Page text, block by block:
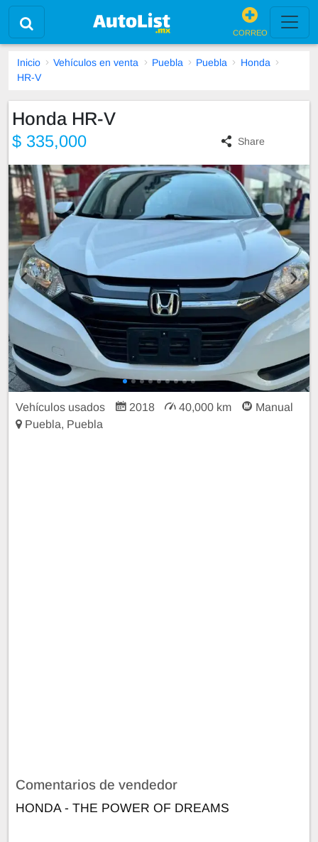
CORREO
Inicio Vehículos en venta Puebla Puebla
Honda
HR-V
Honda HR-V
$ 335,000 Share
Vehículos usados 2018 40,000 km
Manual
Puebla, Puebla
Comentarios de vendedor
HONDA - THE POWER OF DREAMS